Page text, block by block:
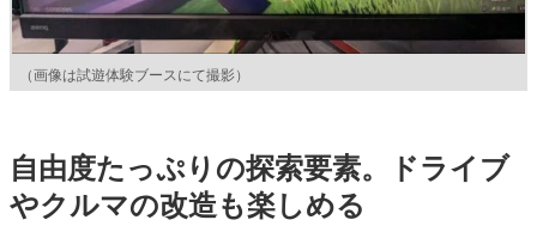
（画像は試遊体験ブースにて撮影）
自由度たっぷりの探索要素。ドライブ
やクルマの改造も楽しめる